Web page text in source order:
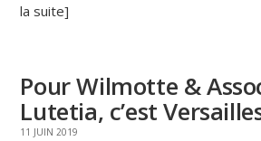
la suite]
Pour Wilmotte &
Lutetia, c’est
11 JUIN 2019